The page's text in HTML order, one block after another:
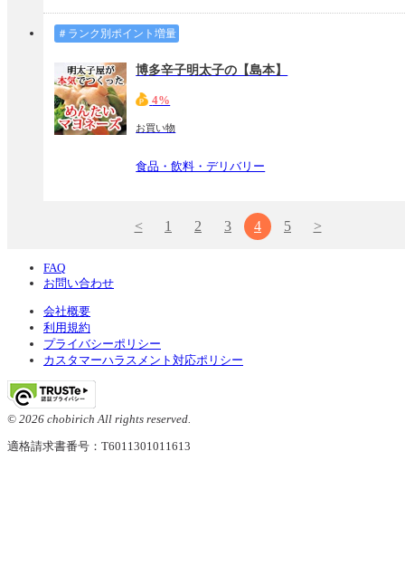
＃ランク別ポイント増量
博多辛子明太子の【島本】
4%
お買い物
食品・飲料・デリバリー
< 1 2 3 4 5 >
FAQ
お問い合わせ
会社概要
利用規約
プライバシーポリシー
カスタマーハラスメント対応ポリシー
© 2026 chobirich All rights reserved.
適格請求書番号：T6011301011613